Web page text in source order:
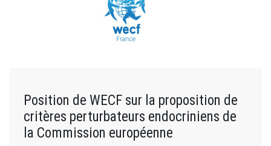
Position de WECF sur la proposition de
critères perturbateurs endocriniens de
la Commission européenne